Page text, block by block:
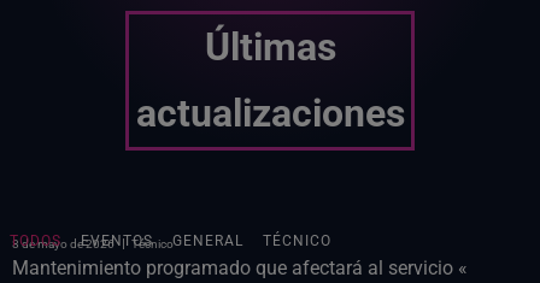
Últimas
actualizaciones
EVENTOS GENERAL TÉCNICO
TODOS
8 de mayo de 2026 Técnico
Mantenimiento programado que afectará al servicio «